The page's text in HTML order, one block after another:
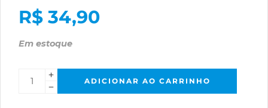
R$ 34,90
Em estoque
ADICIONAR AO CARRINHO